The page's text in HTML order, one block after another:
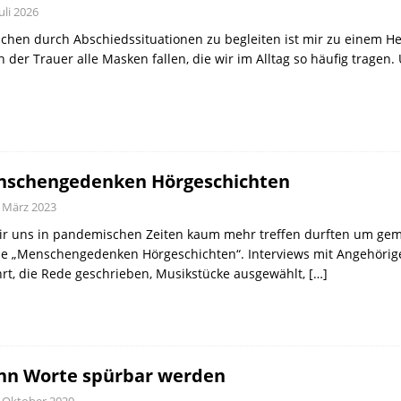
2026
durch Abschiedssituationen zu begleiten ist mir zu einem
der Trauer alle Masken fallen, die wir im Alltag so häufig
Hörgeschichten
März 2023
uns in pandemischen Zeiten kaum mehr treffen durften um
„Menschengedenken Hörgeschichten“. Interviews mit
die Rede geschrieben, Musikstücke ausgewählt, […]
Worte spürbar werden